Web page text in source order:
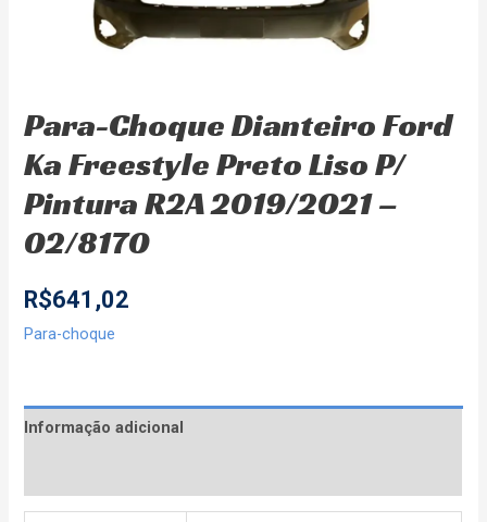
Para-Choque Dianteiro Ford
Ka Freestyle Preto Liso P/
Pintura R2A 2019/2021 –
02/8170
R$641,02
Para-choque
Informação adicional